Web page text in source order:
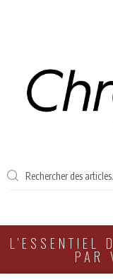
L'ESSENTIEL
PAR